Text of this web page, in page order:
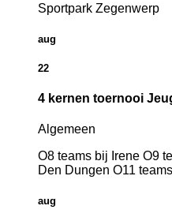
Sportpark Zegenwerp
aug
22
4 kernen toernooi
Algemeen
O8 teams bij Irene O9
Den Dungen O11
aug